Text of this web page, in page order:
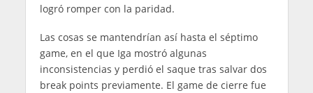
logró romper con la paridad.
Las cosas se mantendrían así hasta el séptimo
game, en el que Iga mostró algunas
inconsistencias y perdió el saque tras salvar dos
break points previamente. El game de cierre fue